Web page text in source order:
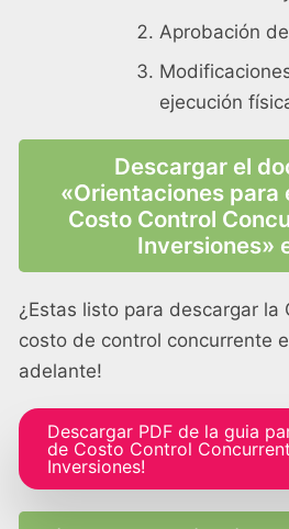
Aprobación
ejecución
Descargar el
«Orientaciones para
Costo Control
Inversiones»
¿Estas listo para descargar la
costo de control concurrente
adelante!
Descargar PDF de la guia
de Costo Control
Inversiones!